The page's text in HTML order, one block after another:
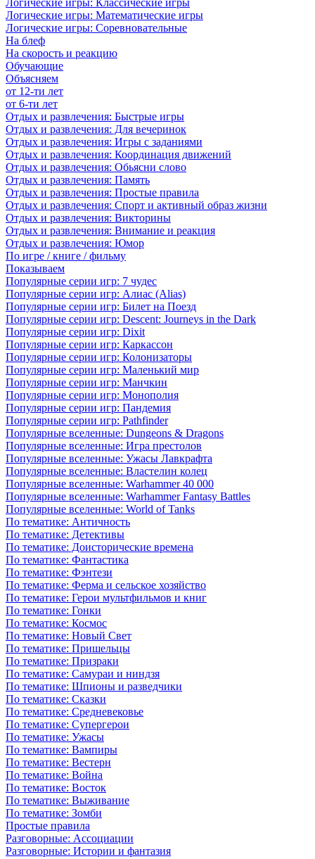
Логические игры: Классические игры
Логические игры: Математические игры
Логические игры: Соревновательные
На блеф
На скорость и реакцию
Обучающие
Объясняем
от 12-ти лет
от 6-ти лет
Отдых и развлечения: Быстрые игры
Отдых и развлечения: Для вечеринок
Отдых и развлечения: Игры с заданиями
Отдых и развлечения: Координация движений
Отдых и развлечения: Обьясни слово
Отдых и развлечения: Память
Отдых и развлечения: Простые правила
Отдых и развлечения: Спорт и активный образ жизни
Отдых и развлечения: Викторины
Отдых и развлечения: Внимание и реакция
Отдых и развлечения: Юмор
По игре / книге / фильму
Показываем
Популярные серии игр: 7 чудес
Популярные серии игр: Алиас (Alias)
Популярные серии игр: Билет на Поезд
Популярные серии игр: Descent: Journeys in the Dark
Популярные серии игр: Dixit
Популярные серии игр: Каркассон
Популярные серии игр: Колонизаторы
Популярные серии игр: Маленький мир
Популярные серии игр: Манчкин
Популярные серии игр: Монополия
Популярные серии игр: Пандемия
Популярные серии игр: Pathfinder
Популярные вселенные: Dungeons & Dragons
Популярные вселенные: Игра престолов
Популярные вселенные: Ужасы Лавкрафта
Популярные вселенные: Властелин колец
Популярные вселенные: Warhammer 40 000
Популярные вселенные: Warhammer Fantasy Battles
Популярные вселенные: World of Tanks
По тематике: Античность
По тематике: Детективы
По тематике: Доисторические времена
По тематике: Фантастика
По тематике: Фэнтези
По тематике: Ферма и сельское хозяйство
По тематике: Герои мультфильмов и книг
По тематике: Гонки
По тематике: Космос
По тематике: Новый Свет
По тематике: Пришельцы
По тематике: Призраки
По тематике: Самураи и ниндзя
По тематике: Шпионы и разведчики
По тематике: Сказки
По тематике: Средневековье
По тематике: Супергерои
По тематике: Ужасы
По тематике: Вампиры
По тематике: Вестерн
По тематике: Война
По тематике: Восток
По тематике: Выживание
По тематике: Зомби
Простые правила
Разговорные: Ассоциации
Разговорные: Истории и фантазия